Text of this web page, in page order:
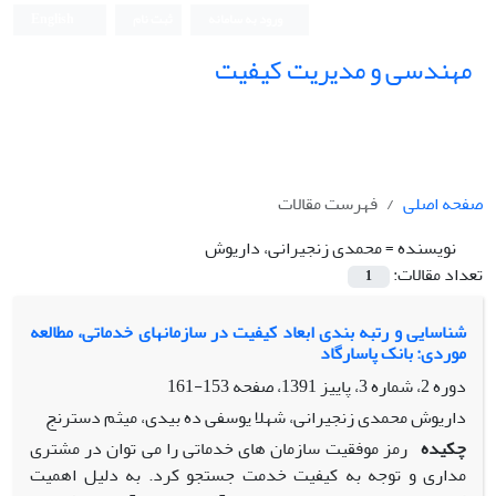
مهندسی و مدیریت کیفیت
صفحه اصلی
فهرست مقالات
نویسنده =محمدی زنجیرانی، داریوش
تعداد مقالات:
1
شناسایی و رتبه بندی ابعاد کیفیت در سازمانهای خدماتی، مطالعه
موردی: بانک پاسارگاد
دوره 2، شماره 3، پاییز 1391، صفحه
153-161
داریوش محمدی زنجیرانی، شهلا یوسفی ده بیدی، میثم دسترنج
چکیده رمز موفقیت سازمان های خدماتی را می توان در مشتری
مداری و توجه به کیفیت خدمت جستجو کرد. به دلیل اهمیت